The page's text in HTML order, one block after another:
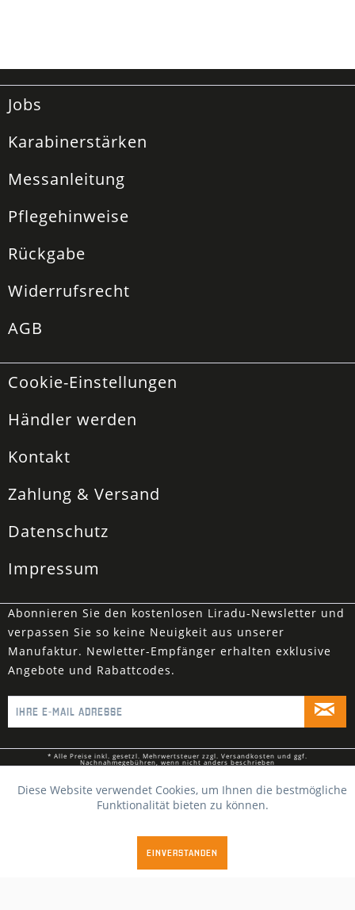
Jobs
Karabinerstärken
Messanleitung
Pflegehinweise
Rückgabe
Widerrufsrecht
AGB
Cookie-Einstellungen
Händler werden
Kontakt
Zahlung & Versand
Datenschutz
Impressum
Abonnieren Sie den kostenlosen Liradu-Newsletter und
verpassen Sie so keine Neuigkeit aus unserer
Manufaktur. Newletter-Empfänger erhalten exklusive
Angebote und Rabattcodes.
* Alle Preise inkl. gesetzl. Mehrwertsteuer zzgl. Versandkosten und ggf.
Nachnahmegebühren, wenn nicht anders beschrieben
Diese Website verwendet Cookies, um Ihnen die bestmögliche
Funktionalität bieten zu können.
EINVERSTANDEN